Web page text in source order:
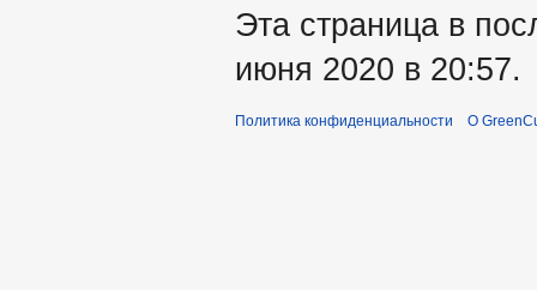
Эта страница в
июня 2020 в 20:57.
Политика конфиденциальности О